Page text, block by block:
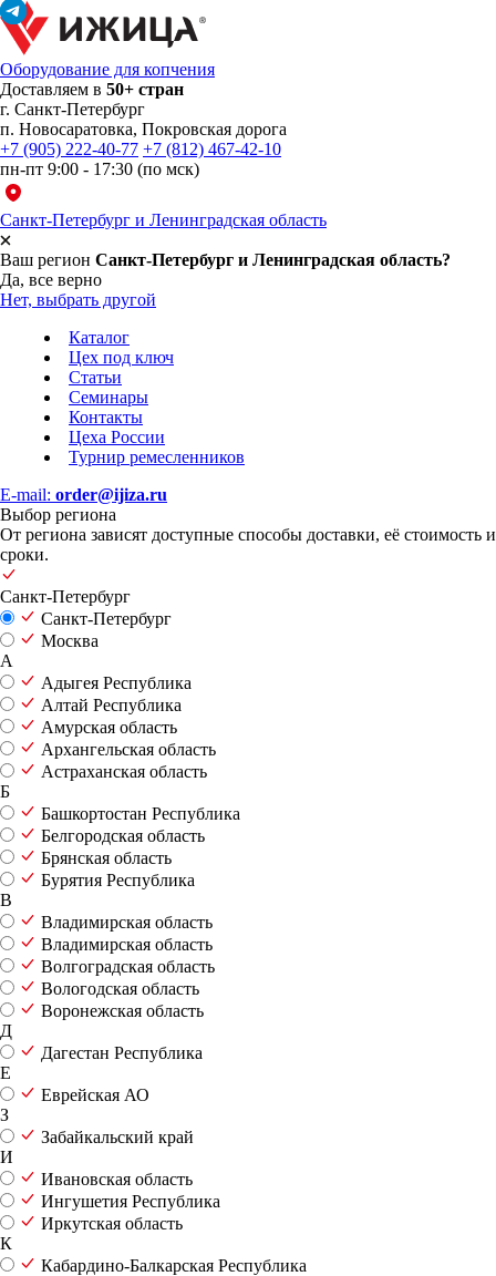
Санкт-Петербург и Ленинградская область
Ваш регион Санкт-Петербург и Ленинградская область?
Да, все верно
Нет, выбрать другой
Оборудование для копчения
Доставляем в 50+ стран
г. Санкт-Петербург
п. Новосаратовка, Покровская дорога
+7 (905) 222-40-77 +7 (812) 467-42-10
пн-пт 9:00 - 17:30 (по мск)
Каталог
Цех под ключ
Статьи
Семинары
Контакты
Цеха России
Турнир ремесленников
E-mail: order@ijiza.ru
Выбор региона
От региона зависят доступные способы доставки, её стоимость и
сроки.
Санкт-Петербург
Санкт-Петербург
Москва
А
Адыгея Республика
Алтай Республика
Амурская область
Архангельская область
Астраханская область
Б
Башкортостан Республика
Белгородская область
Брянская область
Бурятия Республика
В
Владимирская область
Владимирская область
Волгоградская область
Вологодская область
Воронежская область
Д
Дагестан Республика
Е
Еврейская АО
З
Забайкальский край
И
Ивановская область
Ингушетия Республика
Иркутская область
К
Кабардино-Балкарская Республика